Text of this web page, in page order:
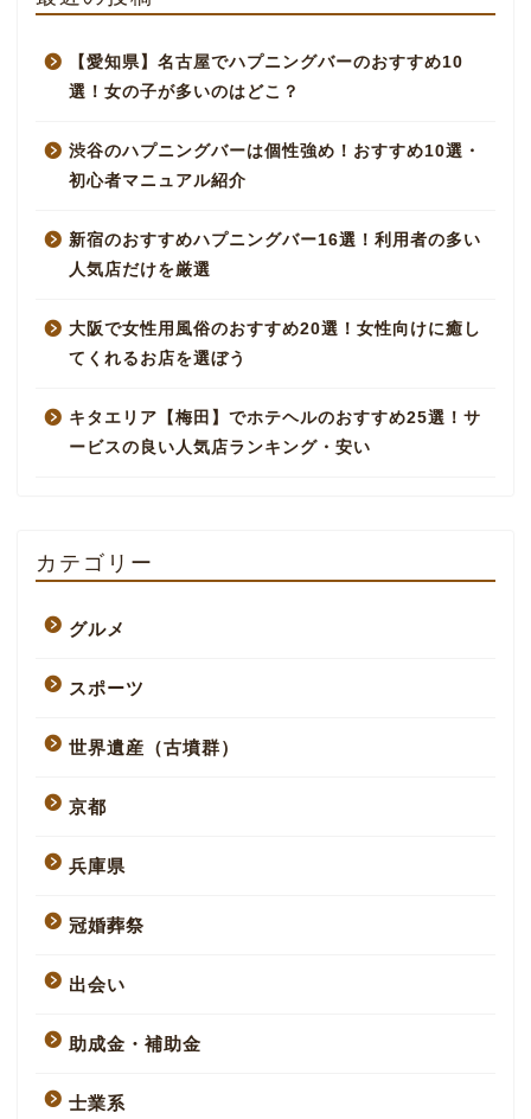
【愛知県】名古屋でハプニングバーのおすすめ10
選！女の子が多いのはどこ？
渋谷のハプニングバーは個性強め！おすすめ10選・
初心者マニュアル紹介
新宿のおすすめハプニングバー16選！利用者の多い
人気店だけを厳選
大阪で女性用風俗のおすすめ20選！女性向けに癒し
てくれるお店を選ぼう
キタエリア【梅田】でホテヘルのおすすめ25選！サ
ービスの良い人気店ランキング・安い
カテゴリー
グルメ
スポーツ
世界遺産（古墳群）
京都
兵庫県
冠婚葬祭
出会い
助成金・補助金
士業系